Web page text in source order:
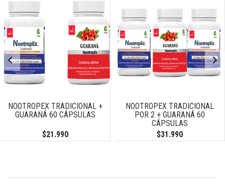
NOOTROPEX TRADICIONAL +
GUARANÁ 60 CÁPSULAS
$21.990
NOOTROPEX TRADICIONAL
POR 2 + GUARANÁ 60
CÁPSULAS
$31.990